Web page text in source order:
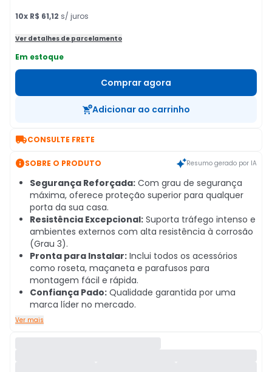
10x R$ 61,12 s/ juros
Ver detalhes de parcelamento
Em estoque
Comprar agora
Adicionar ao carrinho
CONSULTE FRETE
SOBRE O PRODUTO Resumo gerado por IA
Segurança Reforçada: Com grau de segurança
máxima, oferece proteção superior para qualquer
porta da sua casa.
Resistência Excepcional: Suporta tráfego intenso e
ambientes externos com alta resistência à corrosão
(Grau 3).
Pronta para Instalar: Inclui todos os acessórios
como roseta, maçaneta e parafusos para
montagem fácil e rápida.
Confiança Pado: Qualidade garantida por uma
marca líder no mercado.
Ver mais